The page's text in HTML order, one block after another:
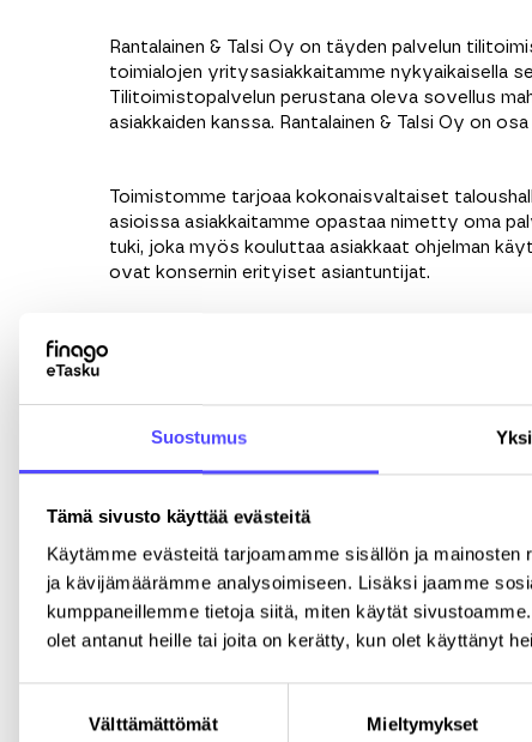
Suostumus
Tämä sivusto käyttää evästeitä
Käytämme evästeitä tarjoamamme sisällön ja
ja kävijämäärämme analysoimiseen. Lisäksi jaamme
kumppaneillemme tietoja siitä, miten käytät
olet antanut heille tai joita on kerätty, kun olet käyttänyt
Välttämättömät Mieltymykset
Rantalainen & Talsi Oy on täyden palvelun
toimialojen yritysasiakkaitamme nykyaikaisella
Tilitoimistopalvelun perustana oleva sovellus
asiakkaiden kanssa. Rantalainen & Talsi Oy on
Toimistomme tarjoaa kokonaisvaltaiset
asioissa asiakkaitamme opastaa nimetty oma
tuki, joka myös kouluttaa asiakkaat ohjelman
ovat konsernin erityiset asiantuntijat.
Etunimi*
Yritys*
Katuosoite